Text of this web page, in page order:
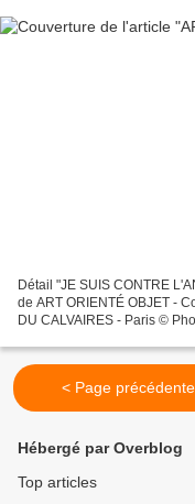
Détail "JE SUIS CONTRE L'ANTHROPOCÈNE ! (Hydra post-humana)", 2021
de ART ORIENTÉ OBJET -
DU CALVAIRES - Paris ©
< Page précédente
Hébergé par Overblog
Top articles